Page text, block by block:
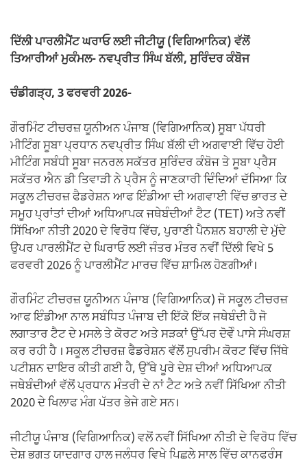
e
b
o
o
k
s
A
p
p
gr
a
m
y
Li
e
ਦਿੱਲੀ ਪਾਰਲੀਮੈਂਟ ਘਰਾਓ ਲਈ ਜੀਟੀਯੂ (ਵਿਗਿਆਨਿਕ) ਵੱਲੋਂ
ਤਿਆਰੀਆਂ ਮੁਕੰਮਲ- ਨਵਪ੍ਰੀਤ ਸਿੰਘ ਬੱਲੀ, ਸੁਰਿੰਦਰ ਕੰਬੋਜ
ਚੰਡੀਗੜ੍ਹ, 3 ਫਰਵਰੀ 2026-
ਗੌਰਮਿੰਟ ਟੀਚਰਜ਼ ਯੂਨੀਅਨ ਪੰਜਾਬ (ਵਿਗਿਆਨਿਕ) ਸੂਬਾ ਪੱਧਰੀ
ਮੀਟਿੰਗ ਸੂਬਾ ਪ੍ਰਧਾਨ ਨਵਪ੍ਰੀਤ ਸਿੰਘ ਬੱਲੀ ਦੀ ਅਗਵਾਈ ਵਿੱਚ ਹੋਈ
ਮੀਟਿੰਗ ਸਬੰਧੀ ਸੂਬਾ ਜਨਰਲ ਸਕੱਤਰ ਸੁਰਿੰਦਰ ਕੰਬੋਜ ਤੇ ਸੂਬਾ ਪ੍ਰੈਸ
ਸਕੱਤਰ ਐਨ ਡੀ ਤਿਵਾੜੀ ਨੇ ਪ੍ਰੈਸ ਨੂੰ ਜਾਣਕਾਰੀ ਦਿੰਦਿਆਂ ਦੱਸਿਆ ਕਿ
ਸਕੂਲ ਟੀਚਰਜ਼ ਫੈਡਰੇਸ਼ਨ ਆਫ ਇੰਡੀਆ ਦੀ ਅਗਵਾਈ ਵਿੱਚ ਭਾਰਤ ਦੇ
ਸਮੂਹ ਪ੍ਰਾਂਤਾਂ ਦੀਆਂ ਅਧਿਆਪਕ ਜਥੇਬੰਦੀਆਂ ਟੈਟ (TET) ਅਤੇ ਨਵੀਂ
ਸਿੱਖਿਆ ਨੀਤੀ 2020 ਦੇ ਵਿਰੋਧ ਵਿੱਚ, ਪੁਰਾਣੀ ਪੈਨਸ਼ਨ ਬਹਾਲੀ ਦੇ ਮੁੱਦੇ
ਉਪਰ ਪਾਰਲੀਮੈਂਟ ਦੇ ਘਿਰਾਓ ਲਈ ਜੰਤਰ ਮੰਤਰ ਨਵੀਂ ਦਿੱਲੀ ਵਿਖੇ 5
ਫਰਵਰੀ 2026 ਨੂੰ ਪਾਰਲੀਮੈਂਟ ਮਾਰਚ ਵਿੱਚ ਸ਼ਾਮਿਲ ਹੋਣਗੀਆਂ।
ਗੌਰਮਿੰਟ ਟੀਚਰਜ਼ ਯੂਨੀਅਨ ਪੰਜਾਬ (ਵਿਗਿਆਨਿਕ) ਜੋ ਸਕੂਲ ਟੀਚਰਜ਼
ਆਫ ਇੰਡੀਆ ਨਾਲ ਸਬੰਧਿਤ ਪੰਜਾਬ ਦੀ ਇੱਕੋ ਇੱਕ ਜਥੇਬੰਦੀ ਹੈ ਜੋ
ਲਗਾਤਾਰ ਟੈਟ ਦੇ ਮਸਲੇ ਤੇ ਕੋਰਟ ਅਤੇ ਸੜਕਾਂ ਉੱਪਰ ਦੋਵੇੰ ਪਾਸੇ ਸੰਘਰਸ਼
ਕਰ ਰਹੀ ਹੈ । ਸਕੂਲ ਟੀਚਰਜ਼ ਫੈਡਰੇਸ਼ਨ ਵੱਲੋਂ ਸੁਪਰੀਮ ਕੋਰਟ ਵਿੱਚ ਜਿੱਥੇ
ਪਟੀਸ਼ਨ ਦਾਇਰ ਕੀਤੀ ਗਈ ਹੈ, ਉੱਥੇ ਪੂਰੇ ਦੇਸ਼ ਦੀਆਂ ਅਧਿਆਪਕ
ਜਥੇਬੰਦੀਆਂ ਵੱਲੋਂ ਪ੍ਰਧਾਨ ਮੰਤਰੀ ਦੇ ਨਾਂ ਟੈਟ ਅਤੇ ਨਵੀਂ ਸਿੱਖਿਆ ਨੀਤੀ
2020 ਦੇ ਖਿਲਾਫ ਮੰਗ ਪੱਤਰ ਭੇਜੇ ਗਏ ਸਨ।
ਜੀਟੀਯੂ ਪੰਜਾਬ (ਵਿਗਿਆਨਿਕ) ਵਲੋਂ ਨਵੀਂ ਸਿੱਖਿਆ ਨੀਤੀ ਦੇ ਵਿਰੋਧ ਵਿੱਚ
ਦੇਸ਼ ਭਗਤ ਯਾਦਗਾਰ ਹਾਲ ਜਲੰਧਰ ਵਿਖੇ ਪਿਛਲੇ ਸਾਲ ਵਿੱਚ ਕਾਨਫਰੰਸ